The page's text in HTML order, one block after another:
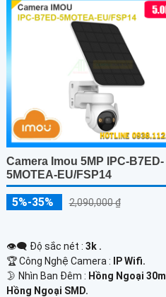
Camera Imou 5MP IPC-B7ED-
5MOTEA-EU/FSP14
5%-35% 2,090,000 ₫
👁️‍🗨 Độ sắc nét : 3k .
🏆 Công Nghệ Camera :
IP Wifi.
🌛 Nhìn Ban Đêm : Hồng Ngoại 30m
Hồng Ngoại SMD.